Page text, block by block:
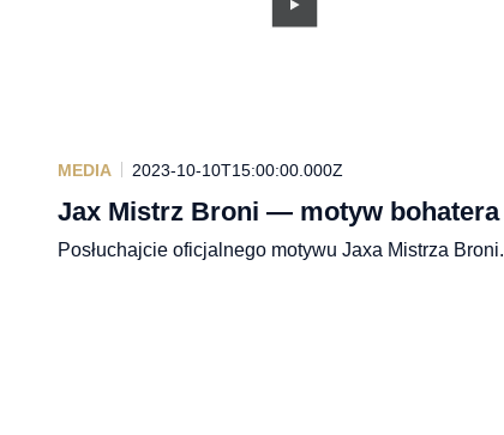
MEDIA 2023-10-10T15:00:00.000Z
Jax Mistrz Broni — motyw bohatera
Posłuchajcie oficjalnego motywu Jaxa Mistrza Broni.